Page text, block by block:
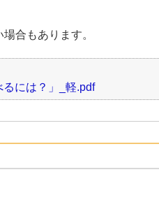
合もあります。
には？」_軽.pdf